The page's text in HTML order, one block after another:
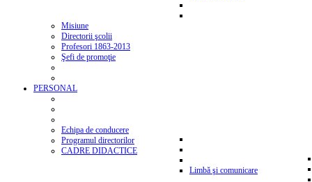
Misiune
Directorii şcolii
Profesori 1863-2013
Şefi de promoţie
PERSONAL
Echipa de conducere
Programul directorilor
CADRE DIDACTICE
Limbă şi comunicare